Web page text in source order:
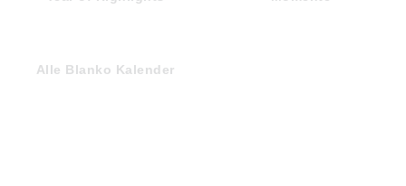
Alle Blanko Kalender